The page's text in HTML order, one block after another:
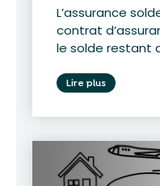
L’assurance
contrat
le solde restant
Lire plus